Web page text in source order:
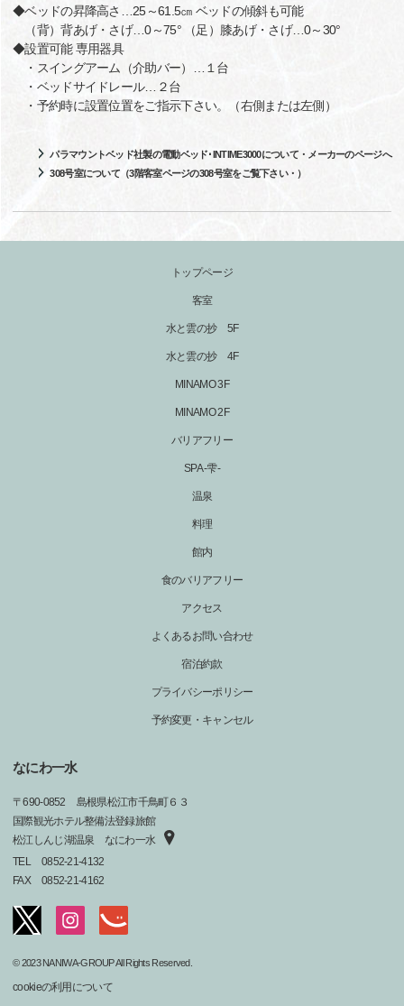
◆ベッドの昇降高さ…25～61.5㎝ ベッドの傾斜も可能
（背）背あげ・さげ…0～75° （足）膝あげ・さげ…0～30°
◆設置可能 専用器具
・スイングアーム（介助バー）…１台
・ベッドサイドレール…２台
・予約時に設置位置をご指示下さい。（右側または左側）
パラマウントベッド社製の電動ベッド･INTIME3000について・メーカーのページへ
308号室について（3階客室ページの308号室をご覧下さい・）
トップページ
客室
水と雲の抄 5F
水と雲の抄 4F
MINAMO 3F
MINAMO 2F
バリアフリー
SPA -雫-
温泉
料理
館内
食のバリアフリー
アクセス
よくあるお問い合わせ
宿泊約款
プライバシーポリシー
予約変更・キャンセル
なにわ一水
〒690-0852
島根県松江市千鳥町６３
国際観光ホテル整備法登録旅館
松江しんじ湖温泉 なにわ一水
TEL
0852-21-4132
FAX
0852-21-4162
© 2023 NANIWA-GROUP All Rights Reserved.
cookieの利用について